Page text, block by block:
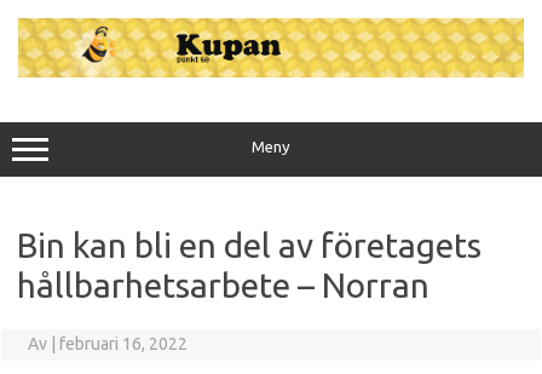
innehåll
Meny
Bin kan bli en del av företagets
hållbarhetsarbete – Norran
Av februari 16, 2022